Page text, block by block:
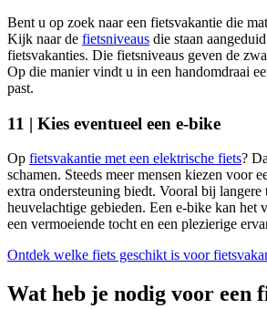
Bent u op zoek naar een fietsvakantie die
Kijk naar de fietsniveaus die staan
fietsvakanties. Die fietsniveaus geven de
Op die manier vindt u in een handomdraai
past.
11 | Kies eventueel een e-bike
Op fietsvakantie met een elektrische fiets?
schamen. Steeds meer mensen kiezen voor
extra ondersteuning biedt. Vooral bij langere
heuvelachtige gebieden. Een e-bike kan het
een vermoeiende tocht en een plezierige
Ontdek welke fiets geschikt is voor
Wat heb je nodig voor een